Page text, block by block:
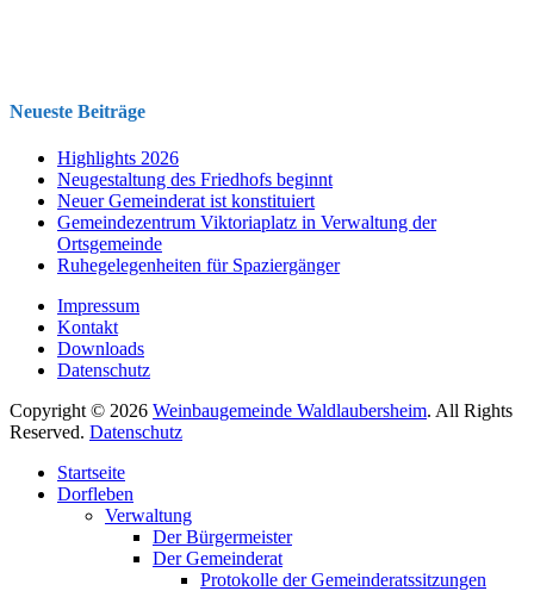
Neueste Beiträge
Highlights 2026
Neugestaltung des Friedhofs beginnt
Neuer Gemeinderat ist konstituiert
Gemeindezentrum Viktoriaplatz in Verwaltung der
Ortsgemeinde
Ruhegelegenheiten für Spaziergänger
Impressum
Kontakt
Downloads
Datenschutz
Copyright © 2026 Weinbaugemeinde Waldlaubersheim. All Rights
Reserved. Datenschutz
oben
scrollen
Startseite
Dorfleben
Verwaltung
Der Bürgermeister
Der Gemeinderat
Protokolle der Gemeinderatssitzungen